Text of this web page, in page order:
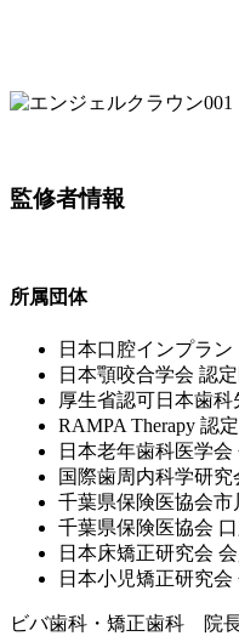
監修者情報
所属団体
⽇本⼝腔インプラ
⽇本顎咬合学会 認
厚⽣省認可⽇本⻭
RAMPA Therapy 認
⽇本⽼年⻭科医学会
国際⻭周内科学研究
千葉県保険医協会
千葉県保険医協会
⽇本床矯正研究会
⽇本⼩児矯正研究会
ビバ歯科・矯正歯科 院